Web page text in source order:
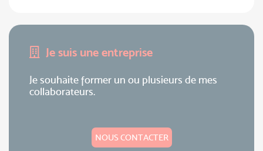
Je suis une entreprise
Je souhaite former un ou plusieurs de mes
collaborateurs.
NOUS CONTACTER